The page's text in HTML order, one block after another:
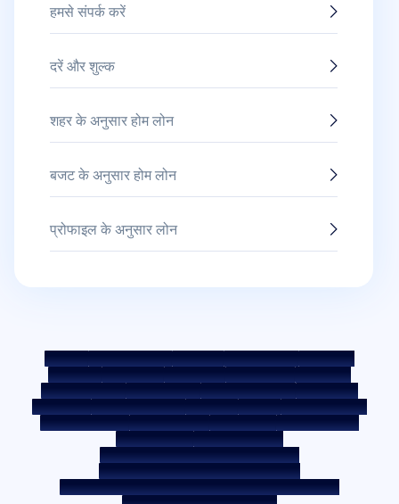
हमसे संपर्क करें
दरें और शुल्क
शहर के अनुसार होम लोन
बजट के अनुसार होम लोन
प्रोफाइल के अनुसार लोन
साइटमैप फेयर प्रैक्टिस कोड बेंचमार्क दरें KYC दिशानिर्देश
डाउनलोड्स
सेल नोटिस
नीलामी पोर्टल कुकी पॉलिसी गोपनीयता नीति
नियम व शर्तें
व्हिसिलब्लोअर नीति
शिकायत दर्ज करें शिकायत निवारण नीति
पर्यावरण नीति
गुणवत्ता नीति
सोशल मीडिया पॉलिसी अस्वीकरण ब्याज दर
ब्याज़ दर की पॉलिसी
फीस और अन्य शुल्क
आवश्यक डॉक्यूमेंट प्री-पेमेंट शुल्क
ROI स्विच पॉलिसी
को-लेंडिंग पॉलिसी
को-लेंडिंग पार्टनरशिप
उधारकर्ता की शिक्षा - SMA/NPA क्लासिफ़िकेशन
उधारकर्ता की जागरूकता - RBI ओम्बड्समैन स्कीम
उधारकर्ता जागरूकता - प्रॉपर्टी डॉक्यूमेंट को हैंडओवर करने की प्रक्रिया